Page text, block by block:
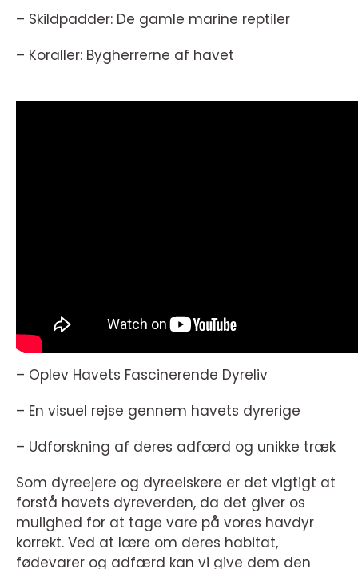
– Skildpadder: De gamle marine reptiler
– Koraller: Bygherrerne af havet
– Oplev Havets Fascinerende Dyreliv
– En visuel rejse gennem havets dyrerige
– Udforskning af deres adfærd og unikke træk
Som dyreejere og dyreelskere er det vigtigt at
forstå havets dyreverden, da det giver os
mulighed for at tage vare på vores havdyr
korrekt. Ved at lære om deres habitat,
fødevarer og adfærd kan vi give dem den